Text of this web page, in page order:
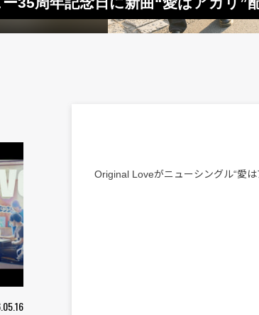
Original Loveがニューシングル“愛